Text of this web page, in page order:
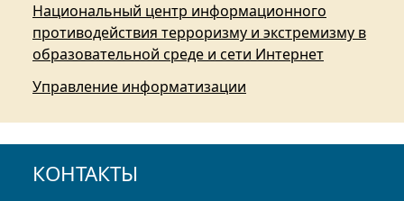
Национальный центр информационного
противодействия терроризму и экстремизму в
образовательной среде и сети Интернет
Управление информатизации
КОНТАКТЫ